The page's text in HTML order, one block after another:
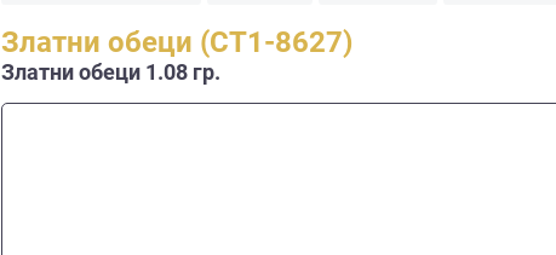
Златни обеци (СТ1-8627)
Златни обеци 1.08 гр.